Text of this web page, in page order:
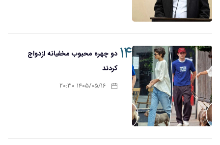
۱۴ دو چهره محبوب مخفیانه ازدواج
کردند
۱۴۰۵/۰۵/۱۶ ۲۰:۳۰